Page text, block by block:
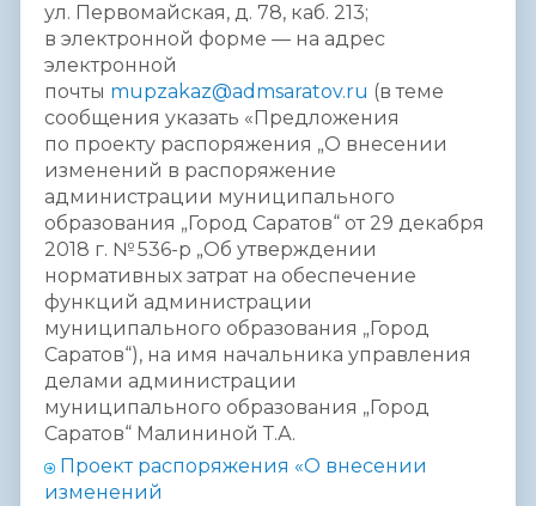
ул. Первомайская, д. 78, каб. 213;
в электронной форме — на адрес
электронной
почты mupzakaz@admsaratov.ru (в теме
сообщения указать «Предложения
по проекту распоряжения „О внесении
изменений в распоряжение
администрации муниципального
образования „Город Саратов“ от 29 декабря
2018 г. № 536-р „Об утверждении
нормативных затрат на обеспечение
функций администрации
муниципального образования „Город
Саратов“), на имя начальника управления
делами администрации
муниципального образования „Город
Саратов“ Малининой Т.А.
Проект распоряжения «О внесении
изменений